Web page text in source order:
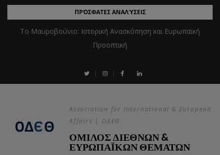
ΠΡΌΣΦΑΤΕΣ ΑΝΑΛΎΣΕΙΣ
Το Μαυροβούνιο: Ιστορική Ανασκόπηση και Ευρωπαϊκή
Προοπτική
Association for International & European
Affairs | ΟΔΕΘ
ΟΜΙΛΟΣ ΔΙΕΘΝΩΝ &
ΕΥΡΩΠΑΪΚΩΝ ΘΕΜΑΤΩΝ